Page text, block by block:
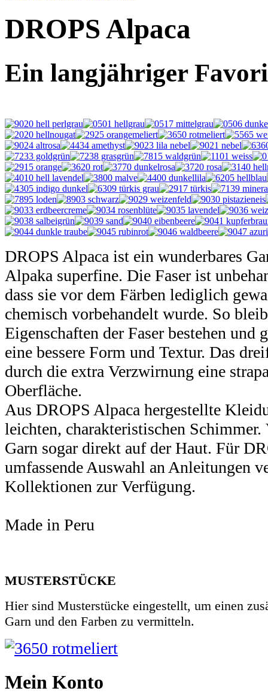
DROPS Alpaca
Ein langjähriger
DROPS Alpaca ist ein wunderbares
Alpaka superfine. Die Faser ist
dass sie vor dem Färben lediglich
chemisch vorbehandelt wurde. So
Eigenschaften der Faser bestehen
eine bessere Form und Textur. Das
durch die extra Verzwirnung eine
Oberfläche.
Aus DROPS Alpaca hergestellte
leichten, charakteristischen Schimmer.
Garn sogar direkt auf der Haut. Für
umfassende Auswahl an Anleitungen
Kollektionen zur Verfügung.
Made in Peru
MUSTERSTÜCKE
Hier sind Musterstücke eingestellt, um einen
Garn und den Farben zu vermitteln.
Mein Konto